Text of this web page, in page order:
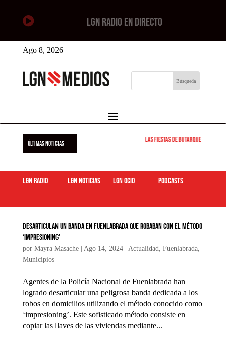
 LGN RADIO EN DIRECTO
Ago 8, 2026
ÚLTIMAS NOTICIAS Las Fiestas de Butarque 2026
LGN Radio LGN Noticias LGN ocio podcasts
Desarticulan un banda en Fuenlabrada que robaban con el método
‘Impresioning’
por Mayra Masache| Ago 14, 2024| Actualidad, Fuenlabrada,
Municipios
Agentes de la Policía Nacional de Fuenlabrada han
logrado desarticular una peligrosa banda dedicada a los
robos en domicilios utilizando el método conocido como
‘impresioning’. Este sofisticado método consiste en
copiar las llaves de las viviendas mediante...